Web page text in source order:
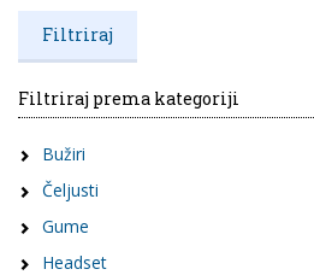
Filtriraj prema kategoriji
Bužiri
Čeljusti
Gume
Headset